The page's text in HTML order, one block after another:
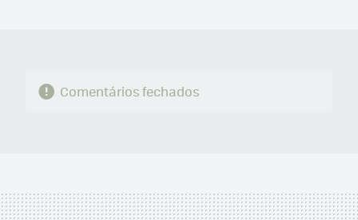
Comentários fechados